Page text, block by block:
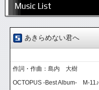
Music List
あきらめない君へ
作詞・作曲：島内 大樹
OCTOPUS -Best Album- M-11♪